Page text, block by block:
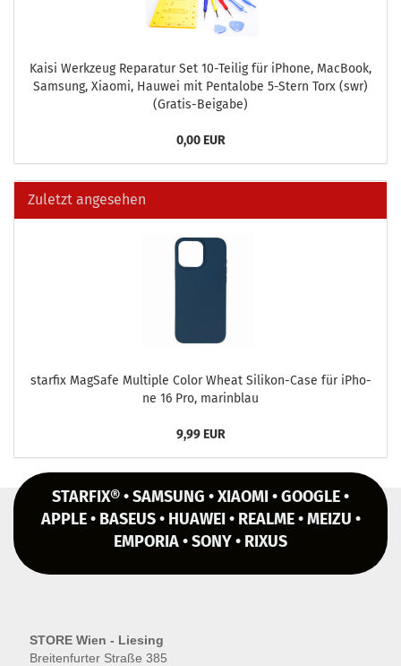
Kaisi Werk­zeug Re­pa­ra­tur Set 10-​Teilig für iPho­ne, MacBook,
Sam­sung, Xiao­mi, Hau­wei mit Pen­talo­be 5-​Stern Torx (swr)
(Gratis-​Beigabe)
0,00 EUR
Zuletzt angesehen
star­fix MagSafe Mul­ti­ple Color Wheat Silikon-​Case für iPho­
ne 16 Pro, ma­rin­blau
9,99 EUR
STARFIX® • SAMSUNG • XIAOMI • GOOGLE •
APPLE • BASEUS • HUAWEI • REALME • MEIZU •
EMPORIA • SONY • RIXUS
STORE Wien - Liesing
Breitenfurter Straße 385